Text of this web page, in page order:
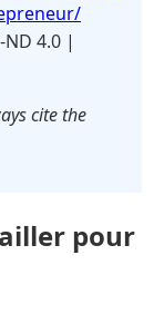
ND 4.0 |
cite the
pour